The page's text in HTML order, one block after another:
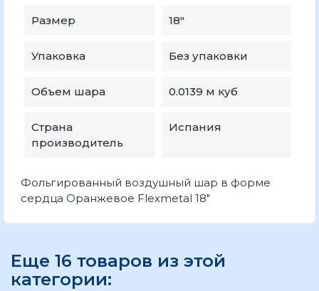
Размер 18″
Упаковка Без упаковки
Объем шара 0.0139 м куб
Страна
производитель
Испания
Фольгированный воздушный шар в форме
сердца Оранжевое Flexmetal 18"
Еще 16 товаров из этой
категории: